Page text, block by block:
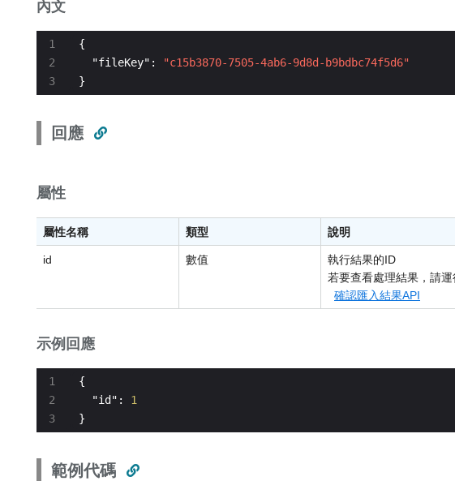
內文
1
3
  "fileKey":
"c15b3870-7505-4ab6-9d8d-b9bdbc74f5d6"
}
回應
屬性
屬性名稱 類型 說明
id 數值
執行結果的ID
若要查看處理結果，請運
確認匯入結果API
示例回應
1
3
  "id":
1
}
範例代碼